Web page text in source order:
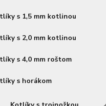
s 1,5 mm kotlinou
s 2,0 mm kotlinou
s 4,0 mm roštom
s horákom